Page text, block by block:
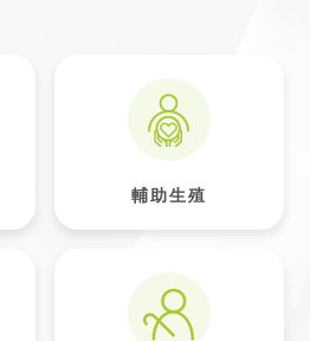
輔助生殖